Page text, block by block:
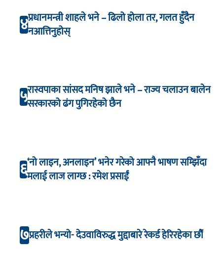
४प्रधानमन्त्री शाहले भने – ढिलो होला तर, गलत हुँदैन
नआत्तिनुहोस्
५रास्वपाका सांसद मनिष झाले भने – राज्य चलाउन बालेन
सरकारको ढंग पुगिरहेको छैन
६‘नो लाइन, अनलाइन’ भनेर गरेको आफ्नै भाषण सम्झिँदा
मलाई लाज लाग्छ : रमेश प्रसाईं
७प्रहरीले भन्यो- देउवाविरुद्ध मुद्दाबारे रेकर्ड हेरिरहेका छौँ